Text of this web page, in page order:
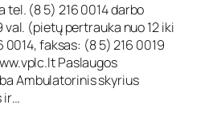
(8 5) 216 0014 darbo
val. (pietų pertrauka nuo 12 iki
0014, faksas: (8 5) 216 0019
Paslaugos
Ambulatorinis skyrius
ir…